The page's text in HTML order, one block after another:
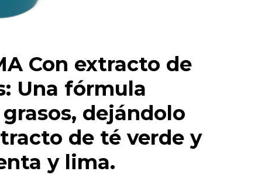
Con extracto de
Una fórmula
dejándolo
de té verde y
y lima.